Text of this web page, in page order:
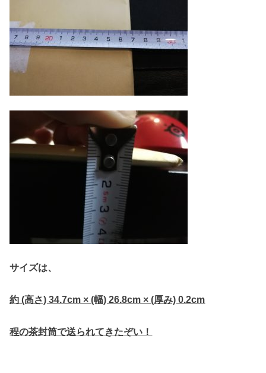
サイズは、
約 (高さ) 34.7cm × (幅) 26.8cm × (厚み) 0.2cm
程の茶封筒で送られてきたぞい！